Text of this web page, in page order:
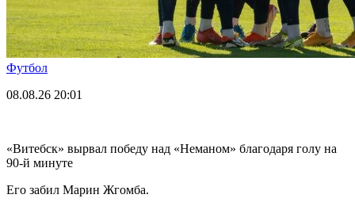
Футбол
08.08.26 20:01
«Витебск» вырвал победу над «Неманом» благодаря голу на
90-й минуте
Его забил Марин Жгомба.